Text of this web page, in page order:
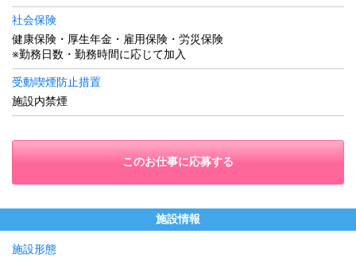
社会保険
健康保険・厚生年金・雇用保険・労災保険
※勤務日数・勤務時間に応じて加入
受動喫煙防止措置
施設内禁煙
このお仕事に応募する
施設情報
施設形態